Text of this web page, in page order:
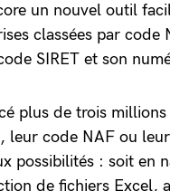
un nouvel outil
classées par
SIRET et son
plus de trois millions
leur code NAF ou
possibilités : soit en
de fichiers Excel,